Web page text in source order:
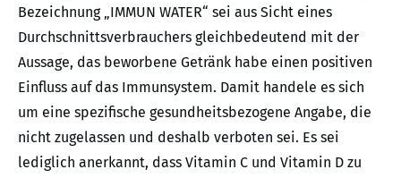
Bezeichnung „IMMUN WATER“ sei aus Sicht eines
Durchschnittsverbrauchers gleichbedeutend mit der
Aussage, das beworbene Getränk habe einen positiven
Einfluss auf das Immunsystem. Damit handele es sich
um eine spezifische gesundheitsbezogene Angabe, die
nicht zugelassen und deshalb verboten sei. Es sei
lediglich anerkannt, dass Vitamin C und Vitamin D zu